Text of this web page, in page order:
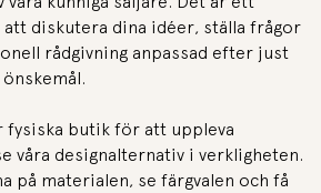
diskutera dina idéer, ställa frågor
rådgivning anpassad efter just
fysiska butik för att uppleva
våra designalternativ i verkligheten.
på materialen, se färgvalen och få